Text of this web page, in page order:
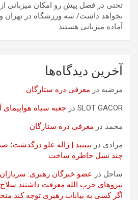
تختی در فصل پیش رو امکان میزبانی
نخواهد داشت/ سه ورزشگاه در
آماده میزبانی هستند
آخرین دیدگاه‌ها
مرضیه در معرفی دره ستارگان
SLOT GACOR در جعبه سیاه هواپیمای
محمد در معرفی دره ستارگان
مرادی در ببینید | ژاله علو درگذشت؛
چند نسل خاطره ساخت
ساحل در عضو خبرگان رهبری: سربازان
نیروهای حزب الله معرفت داشتند
اگر کسی به بیانات رهبری توجه کند